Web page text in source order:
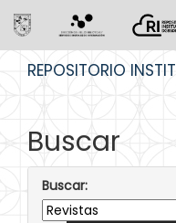
REPOSITORIO
Buscar
Buscar: